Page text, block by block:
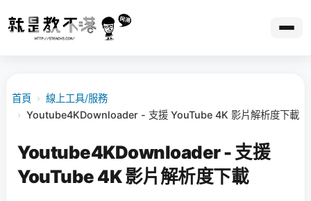
首頁 › 線上工具/服務
› Youtube4KDownloader - 支援 YouTube 4K 影片解析度下載
Youtube4KDownloader - 支援
YouTube 4K 影片解析度下載